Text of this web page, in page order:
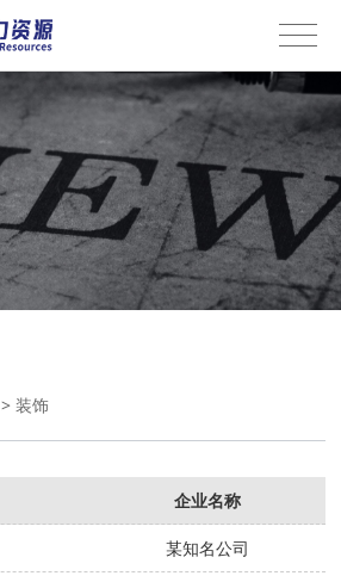
>装饰
企业名称
某知名公司